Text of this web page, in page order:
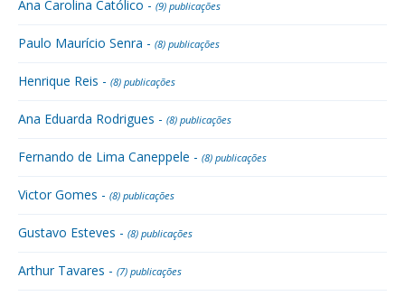
Ana Carolina Católico - (9) publicações
Paulo Maurício Senra - (8) publicações
Henrique Reis - (8) publicações
Ana Eduarda Rodrigues - (8) publicações
Fernando de Lima Caneppele - (8) publicações
Victor Gomes - (8) publicações
Gustavo Esteves - (8) publicações
Arthur Tavares - (7) publicações